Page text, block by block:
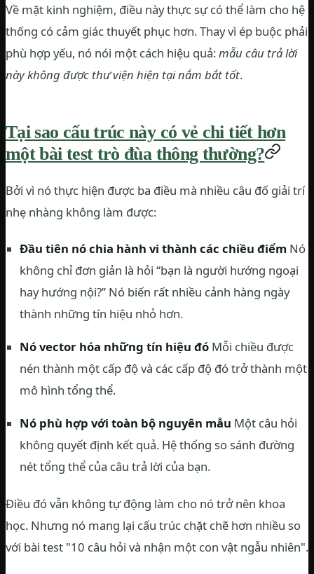
Về mặt kinh nghiệm, điều này thực sự có thể làm cho hệ
thống có cảm giác thuyết phục hơn. Thay vì ép buộc phải
phù hợp yếu, nó nói một cách hiệu quả:mẫu câu trả lời
này không được thư viện hiện tại nắm bắt tốt.
Tại sao cấu trúc này có vẻ chi tiết hơn
một bài test trò đùa thông thường?
Bởi vì nó thực hiện được ba điều mà nhiều câu đố giải trí
nhẹ nhàng không làm được:
Đầu tiên nó chia hành vi thành các chiều điểm Nó
không chỉ đơn giản là hỏi “bạn là người hướng ngoại
hay hướng nội?” Nó biến rất nhiều cảnh hàng ngày
thành những tín hiệu nhỏ hơn.
Nó vector hóa những tín hiệu đó Mỗi chiều được
nén thành một cấp độ và các cấp độ đó trở thành một
mô hình tổng thể.
Nó phù hợp với toàn bộ nguyên mẫu Một câu hỏi
không quyết định kết quả. Hệ thống so sánh đường
nét tổng thể của câu trả lời của bạn.
Điều đó vẫn không tự động làm cho nó trở nên khoa
học. Nhưng nó mang lại cấu trúc chặt chẽ hơn nhiều so
với bài test "10 câu hỏi và nhận một con vật ngẫu nhiên".